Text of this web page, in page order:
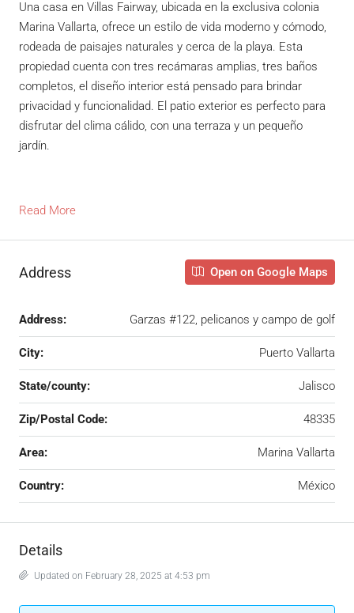
Una casa en Villas Fairway, ubicada en la exclusiva colonia
Marina Vallarta, ofrece un estilo de vida moderno y cómodo,
rodeada de paisajes naturales y cerca de la playa. Esta
propiedad cuenta con tres recámaras amplias, tres baños
completos, el diseño interior está pensado para brindar
privacidad y funcionalidad. El patio exterior es perfecto para
disfrutar del clima cálido, con una terraza y un pequeño
jardín.
Read More
Address Open on Google Maps
Address: Garzas #122, pelicanos y campo de golf
City: Puerto Vallarta
State/county: Jalisco
Zip/Postal Code: 48335
Area: Marina Vallarta
Country: México
Details
Updated on February 28, 2025 at 4:53 pm